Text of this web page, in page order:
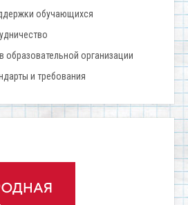
обучающихся
образовательной организации
и требования